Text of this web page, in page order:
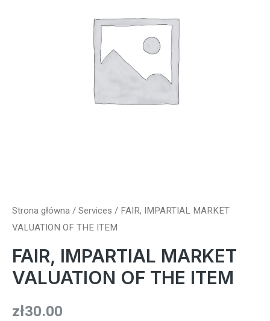
Strona główna / Services / FAIR, IMPARTIAL MARKET
VALUATION OF THE ITEM
FAIR, IMPARTIAL MARKET
VALUATION OF THE ITEM
zł30.00